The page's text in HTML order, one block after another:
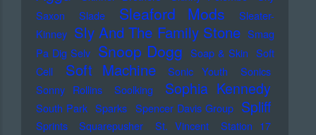
Saxon
Slade Sleaford Mods
Sleater-
Kinney Sly And The Family Stone Smag
Pa Dig Selv Snoop Dogg Soap & Skin Soft
Cell
Soft Machine Sonic Youth
Sonics
Sonny Rollins
Soolking Sophia Kennedy
South Park Sparks Spencer Davis Group Spliff
Sprints Squarepusher St. Vincent
Station 17